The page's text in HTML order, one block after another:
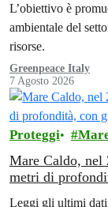
L’obiettivo è
ambientale del
risorse.
Greenpeace Italy
7 Agosto 2026
Proteggi
Mare Caldo, nel
metri di
Leggi gli ultimi